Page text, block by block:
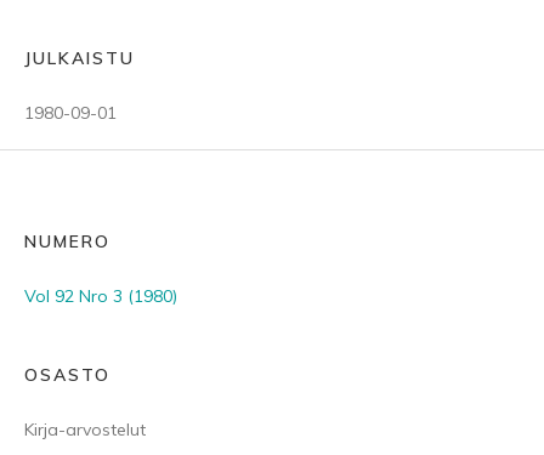
JULKAISTU
1980-09-01
NUMERO
Vol 92 Nro 3 (1980)
OSASTO
Kirja-arvostelut